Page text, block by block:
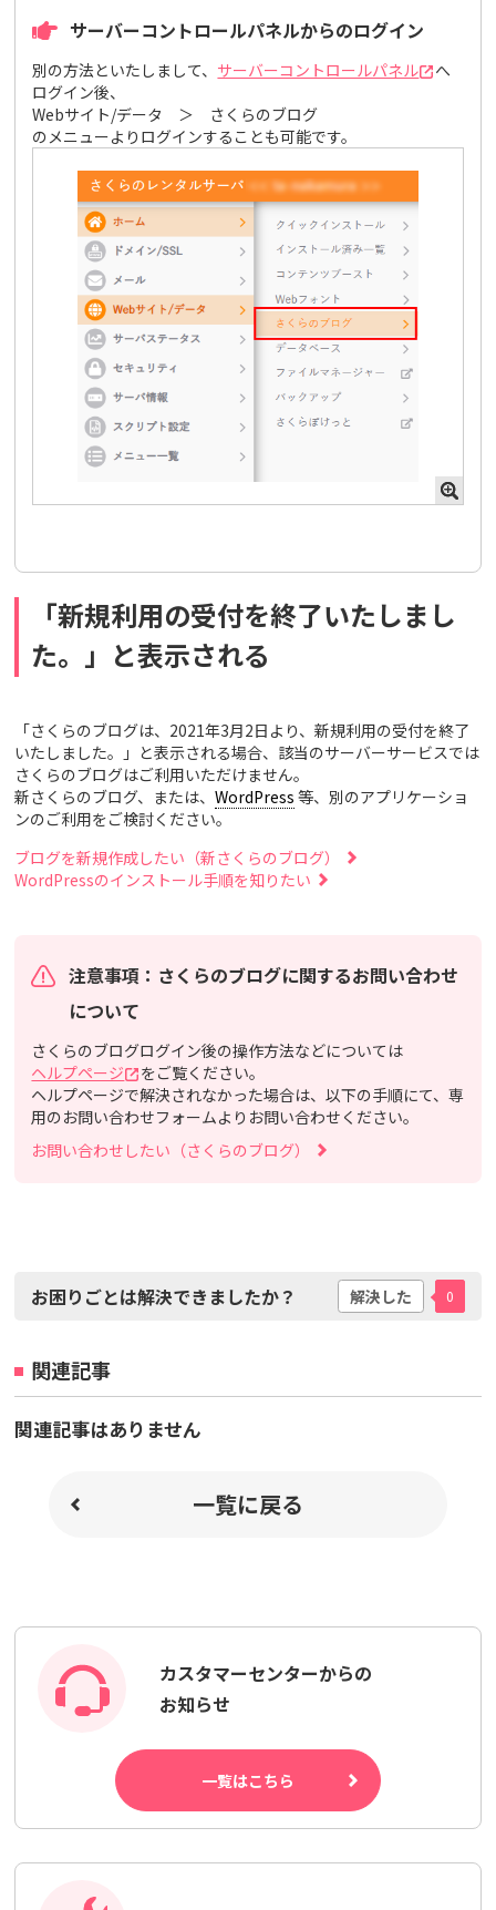
サーバーコントロールパネルからのログイン
別の方法といたしまして、 サーバーコントロールパネル
へ
ログイン後、
Webサイト/データ ＞ さくらのブログ
のメニューよりログインすることも可能です。
「新規利用の受付を終了いたしまし
た。」と表示される
「さくらのブログは、2021年3月2日より、新規利用の受付を終了
いたしました。」と表示される場合、該当のサーバーサービスでは
さくらのブログはご利用いただけません。
新さくらのブログ、または、WordPress 等、別のアプリケーショ
ンのご利用をご検討ください。
ブログを新規作成したい（新さくらのブログ）
WordPressのインストール手順を知りたい
注意事項：さくらのブログに関するお問い合わせ
について
さくらのブログログイン後の操作方法などについては
ヘルプページ
をご覧ください。
ヘルプページで解決されなかった場合は、以下の手順にて、専
用のお問い合わせフォームよりお問い合わせください。
お問い合わせしたい（さくらのブログ）
お困りごとは解決できましたか？ 解決した 0
関連記事
関連記事はありません
一覧に戻る
カスタマーセンターからの
お知らせ
一覧はこちら